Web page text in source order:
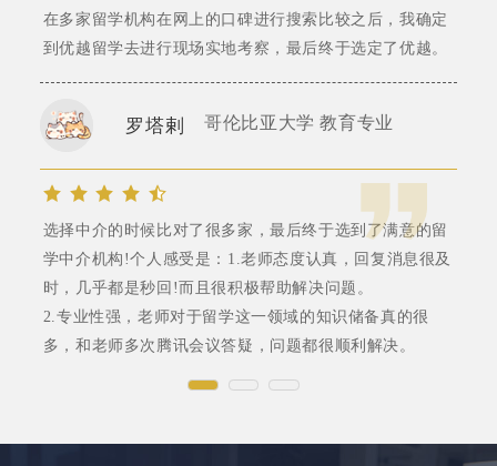
在多家留学机构在网上的口碑进行搜索比较之后，我确定
到优越留学去进行现场实地考察，最后终于选定了优越。
罗塔剌 哥伦比亚大学 教育专业
选择中介的时候比对了很多家，最后终于选到了满意的留
学中介机构!个人感受是：1.老师态度认真，回复消息很及
时，几乎都是秒回!而且很积极帮助解决问题。
2.专业性强，老师对于留学这一领域的知识储备真的很
多，和老师多次腾讯会议答疑，问题都很顺利解决。